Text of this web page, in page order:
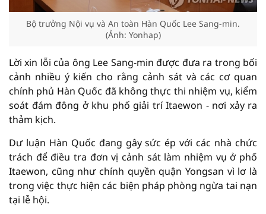
Bộ trưởng Nội vụ và An toàn Hàn Quốc Lee Sang-min.
(Ảnh: Yonhap)
Lời xin lỗi của ông Lee Sang-min được đưa ra trong bối
cảnh nhiều ý kiến cho rằng cảnh sát và các cơ quan
chính phủ Hàn Quốc đã không thực thi nhiệm vụ, kiểm
soát đám đông ở khu phố giải trí Itaewon - nơi xảy ra
thảm kịch.
Dư luận Hàn Quốc đang gây sức ép với các nhà chức
trách để điều tra đơn vị cảnh sát làm nhiệm vụ ở phố
Itaewon, cũng như chính quyền quận Yongsan vì lơ là
trong việc thực hiện các biện pháp phòng ngừa tai nạn
tại lễ hội.